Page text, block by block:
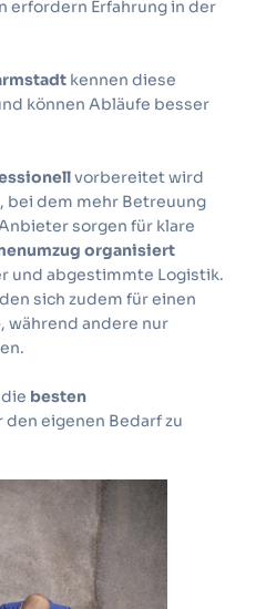
erfordern Erfahrung in der
kennen diese
können Abläufe besser
vorbereitet wird
, bei dem mehr Betreuung
sorgen für klare
organisiert
und abgestimmte Logistik.
sich zudem für einen
, während andere nur
besten
den eigenen Bedarf zu